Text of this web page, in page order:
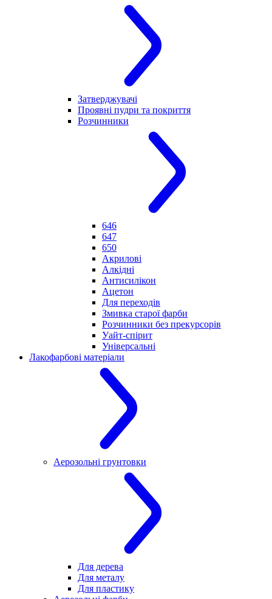
Затверджувачі
Проявні пудри та покриття
Розчинники
646
647
650
Акрилові
Алкідні
Антисилікон
Ацетон
Для переходів
Змивка старої фарби
Розчинники без прекурсорів
Уайт-спірит
Універсальні
Лакофарбові матеріали
Аерозольні грунтовки
Для дерева
Для металу
Для пластику